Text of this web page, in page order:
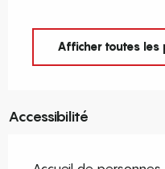
Afficher toutes les
Accessibilité